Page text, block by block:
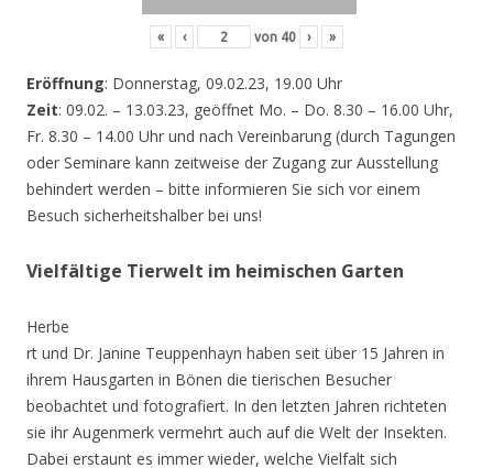
« ‹ von 40 › »
Eröffnung: Donnerstag, 09.02.23, 19.00 Uhr
Zeit: 09.02. – 13.03.23, geöffnet Mo. – Do. 8.30 – 16.00 Uhr,
Fr. 8.30 – 14.00 Uhr und nach Vereinbarung (durch Tagungen
oder Seminare kann zeitweise der Zugang zur Ausstellung
behindert werden – bitte informieren Sie sich vor einem
Besuch sicherheitshalber bei uns!
Vielfältige Tierwelt im heimischen Garten
Herbe
rt und Dr. Janine Teuppenhayn haben seit über 15 Jahren in
ihrem Hausgarten in Bönen die tierischen Besucher
beobachtet und fotografiert. In den letzten Jahren richteten
sie ihr Augenmerk vermehrt auch auf die Welt der Insekten.
Dabei erstaunt es immer wieder, welche Vielfalt sich